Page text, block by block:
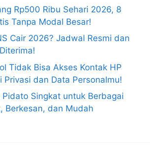
Rp500 Ribu Sehari 2026, 8
Tanpa Modal Besar!
Cair 2026? Jadwal Resmi dan
Tidak Bisa Akses Kontak HP
Privasi dan Data Personalmu!
Pidato Singkat untuk Berbagai
Berkesan, dan Mudah